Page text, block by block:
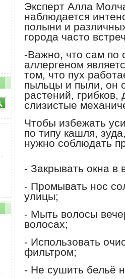
Эксперт Алла
наблюдается
полыни и
города часто
-Важно, что сам по
аллергеном
том, что пух
пыльцы и пыли, он
растений,
слизистые
Чтобы избежать
по типу кашля,
нужно соблюдать
- Закрывать окна в
- Промывать нос
улицы;
- Мыть волосы
волосах;
- Использовать
фильтром;
- Не сушить бельё